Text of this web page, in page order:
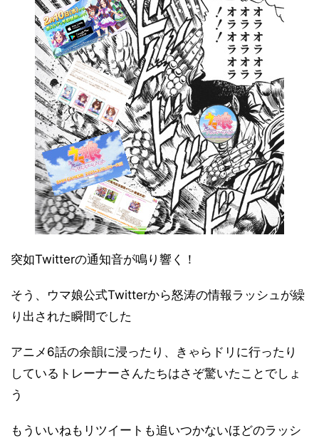
突如Twitterの通知音が鳴り響く！
そう、ウマ娘公式Twitterから怒涛の情報ラッシュが繰
り出された瞬間でした
アニメ6話の余韻に浸ったり、きゃらドリに行ったり
しているトレーナーさんたちはさぞ驚いたことでしょ
う
もういいねもリツイートも追いつかないほどのラッシ